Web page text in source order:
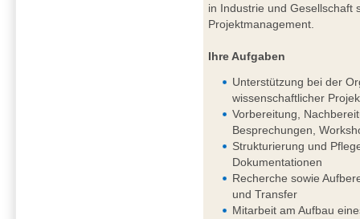
in Industrie und Gesellschaft
Projektmanagement.
Ihre Aufgaben
Unterstützung bei der
wissenschaftlicher
Vorbereitung,
Besprechungen,
Strukturierung und
Dokumentationen
Recherche sowie
und Transfer
Mitarbeit am Aufbau